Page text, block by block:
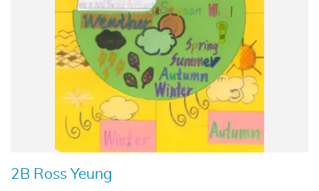
2B Ross Yeung